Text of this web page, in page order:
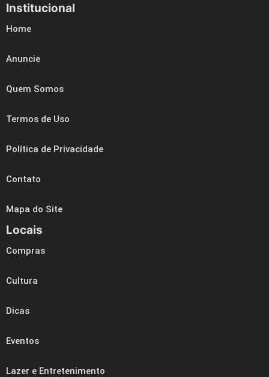
Institucional
Home
Anuncie
Quem Somos
Termos de Uso
Política de Privacidade
Contato
Mapa do Site
Locais
Compras
Cultura
Dicas
Eventos
Lazer e Entretenimento